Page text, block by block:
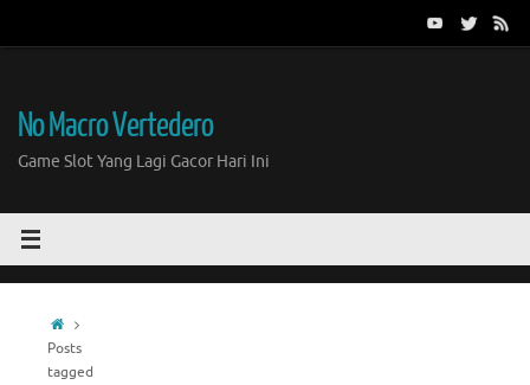
No Macro Vertedero
Game Slot Yang Lagi Gacor Hari Ini
Home
Posts
tagged